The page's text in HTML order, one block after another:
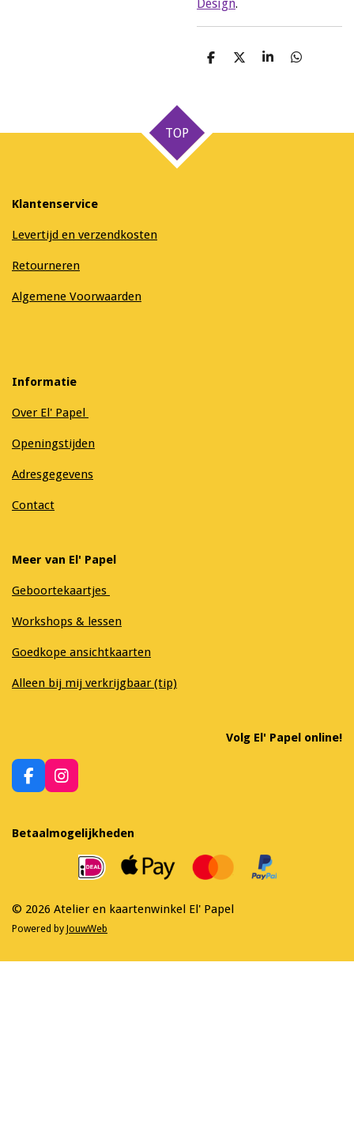
Design.
D
D
S
D
TOP
Klantenservice
Levertijd en verzendkosten
Retourneren
Algemene Voorwaarden
Informatie
Over El' Papel
Openingstijden
Adresgegevens
Contact
Meer van El' Papel
Geboortekaartjes
Workshops & lessen
Goedkope ansichtkaarten
Alleen bij mij verkrijgbaar (tip)
Volg El' Papel online!
F
a
e
b
I
n
a
m
Betaalmogelijkheden
© 2026 Atelier en kaartenwinkel El' Papel
Powered by JouwWeb